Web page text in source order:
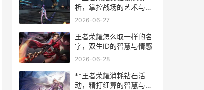
析，掌控战场的艺术与博
弈**
2026-06-27
王者荣耀怎么取一样的名
字，双生ID的智慧与情感
2026-06-28
**王者荣耀消耗钻石活
动，精打细算的智慧与乐